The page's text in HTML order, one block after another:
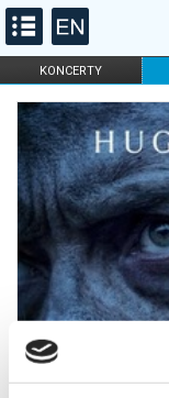
KONCERTY
FILHARMONIA
DLA DZIECI